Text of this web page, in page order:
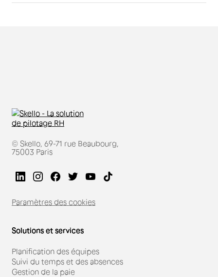
© Skello, 69-71 rue Beaubourg,
75003 Paris
Paramètres des cookies
Solutions et services
Planification des équipes
Suivi du temps et des absences
Gestion de la paie